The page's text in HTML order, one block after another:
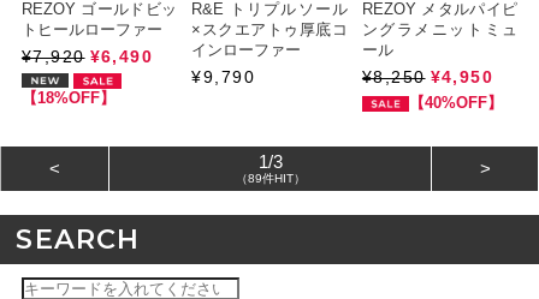
REZOY ゴールドビッ
トヒールローファー
¥7,920 ¥6,490
【18%OFF】
R&E トリプルソール
×スクエアトゥ厚底コ
インローファー
¥9,790
REZOY メタルパイピ
ングラメニットミュ
ール
¥8,250 ¥4,950
【40%OFF】
< 1/3
（89件HIT） >
SEARCH